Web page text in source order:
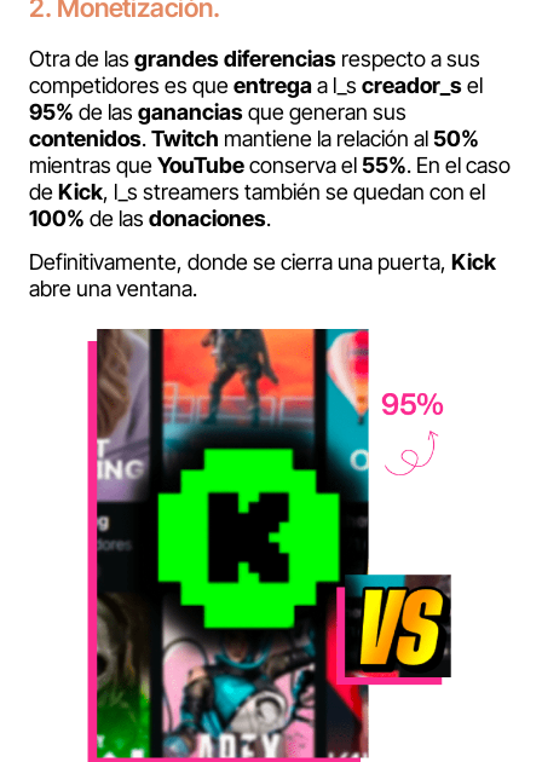
2. Monetización.
Otra de las grandes diferencias respecto a sus
competidores es queentregaa l_s creador_sel
95% de las gananciasque generan sus
contenidos.Twitch mantiene la relación al 50%
mientras queYouTubeconserva el 55%. En el caso
deKick, l_s streamers también se quedan con el
100% de las donaciones.
Definitivamente, donde se cierra una puerta, Kick
abre una ventana.